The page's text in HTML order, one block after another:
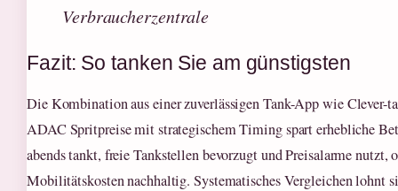
Verbraucherzentrale
Fazit: So tanken Sie am günstigsten
Die Kombination aus einer zuverlässigen Tank-App wie Clever-
ADAC Spritpreise mit strategischem Timing spart erhebliche
abends tankt, freie Tankstellen bevorzugt und Preisalarme nutzt,
Mobilitätskosten nachhaltig. Systematisches Vergleichen lohnt